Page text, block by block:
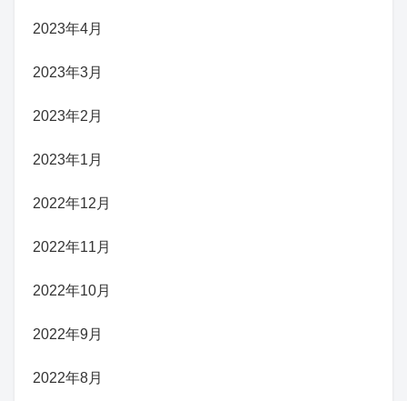
2023年4月
2023年3月
2023年2月
2023年1月
2022年12月
2022年11月
2022年10月
2022年9月
2022年8月